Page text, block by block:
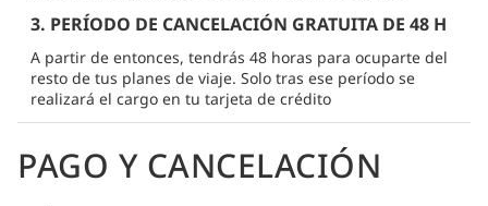
3. PERÍODO DE CANCELACIÓN GRATUITA DE 48 H
A partir de entonces, tendrás 48 horas para ocuparte del
resto de tus planes de viaje. Solo tras ese período se
realizará el cargo en tu tarjeta de crédito
PAGO Y CANCELACIÓN